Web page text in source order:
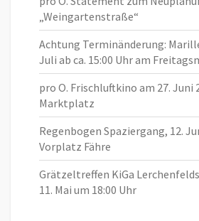
„Weingartenstraße“
Achtung Terminänderung:
Juli ab ca. 15:00 Uhr am
pro O. Frischluftkino am 27. Juni
Marktplatz
Regenbogen Spaziergang, 12.
Vorplatz Fähre
Grätzeltreffen KiGa
11. Mai um 18:00 Uhr